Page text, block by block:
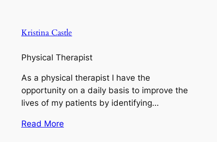
Kristina Castle
Physical Therapist
As a physical therapist I have the
opportunity on a daily basis to improve the
lives of my patients by identifying…
Read More